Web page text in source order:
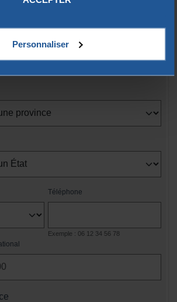
Personnaliser
Ville
Téléphone
Exemple : 06 12 34 56 78